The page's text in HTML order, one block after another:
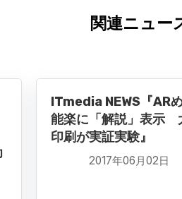
関連ニュー
ITmedia NEWS『AR
能楽に「解説」表示
印刷が実証実験』
2017年06月02日